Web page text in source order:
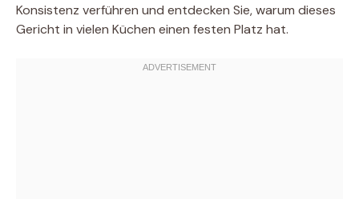
Konsistenz verführen und entdecken Sie, warum dieses
Gericht in vielen Küchen einen festen Platz hat.